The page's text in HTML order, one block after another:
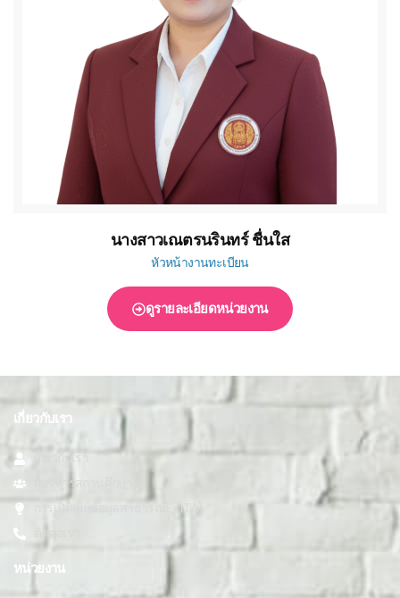
นางสาวเณตรนรินทร์ ชื่นใส
หัวหน้างานทะเบียน
ดูรายละเอียดหน่วยงาน
เกี่ยวกับเรา
ผู้บริหารสถานศึกษา
การเปิดเผยข้อมูลสาธารณะ (ITA)
หน่วยงาน